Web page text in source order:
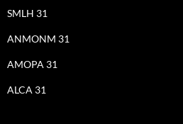
SMLH 31
ANMONM 31
AMOPA 31
ALCA 31